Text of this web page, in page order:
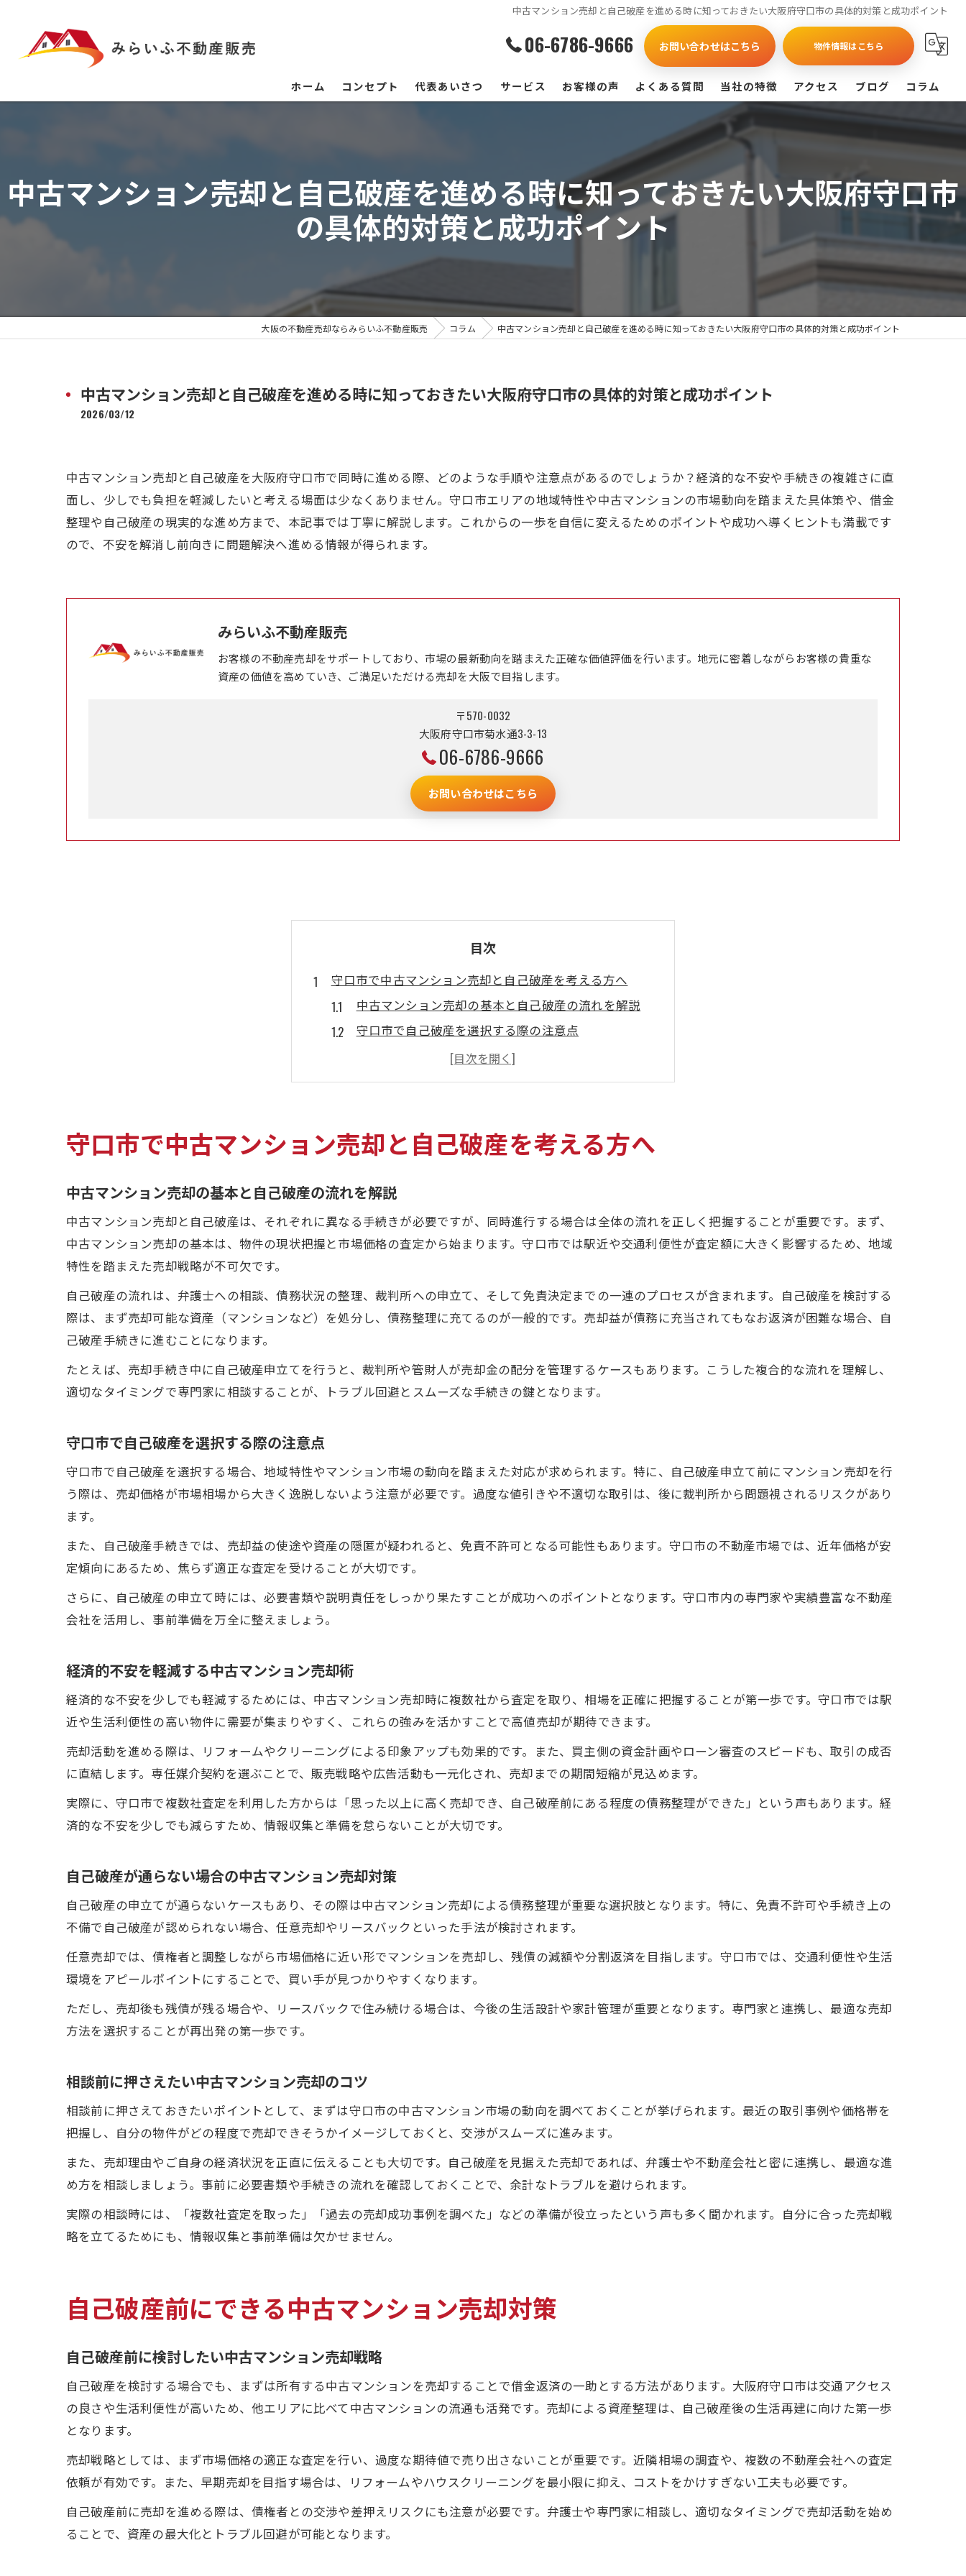
中古マンション売却と自己破産を進める時に知っておきたい大阪府守口市の具体的対策と成功ポイント
06-6786-9666 お問い合わせはこちら 物件情報はこちら
ホーム コンセプト 代表あいさつ サービス お客様の声 よくある質問 当社の特徴
買取
戸建て
マンション
アクセス ブログ コラム
中古マンション売却と自己破産を進める時に知っておきたい大阪府守口市
の具体的対策と成功ポイント
大阪の不動産売却ならみらいふ不動産販売 コラム 中古マンション売却と自己破産を進める時に知っておきたい大阪府守口市の具体的対策と成功ポイント
中古マンション売却と自己破産を進める時に知っておきたい大阪府守口市の具体的対策と成功ポイント
2026/03/12
中古マンション売却と自己破産を大阪府守口市で同時に進める際、どのような手順や注意点があるのでしょうか？経済的な不安や手続きの複雑さに直
面し、少しでも負担を軽減したいと考える場面は少なくありません。守口市エリアの地域特性や中古マンションの市場動向を踏まえた具体策や、借金
整理や自己破産の現実的な進め方まで、本記事では丁寧に解説します。これからの一歩を自信に変えるためのポイントや成功へ導くヒントも満載です
ので、不安を解消し前向きに問題解決へ進める情報が得られます。
みらいふ不動産販売
お客様の不動産売却をサポートしており、市場の最新動向を踏まえた正確な価値評価を行います。地元に密着しながらお客様の貴重な
資産の価値を高めていき、ご満足いただける売却を大阪で目指します。
〒570-0032
大阪府守口市菊水通3-3-13
06-6786-9666
お問い合わせはこちら
目次
守口市で中古マンション売却と自己破産を考える方へ
中古マンション売却の基本と自己破産の流れを解説
守口市で自己破産を選択する際の注意点
経済的不安を軽減する中古マンション売却術
自己破産が通らない場合の中古マンション売却対策
自己破産前にできる中古マンション売却対策
自己破産前に検討したい中古マンション売却戦略
自己破産がしたもん勝ちか疑問を解消する方法
中古マンション売却のスムーズな進め方と注意点
弁護士費用を抑えた中古マンション売却の実践法
中古マンション売却で借金問題を軽減する方法
任意整理と中古マンション売却の違いを理解する
自己破産と資産整理を両立させるポイント
自己破産と中古マンション売却の同時進行法
中古マンション売却で失敗しないためのチェック項目
売却価格を最大化する中古マンション売却法
自己破産時に失敗しない不動産の現実的処理法
自己破産時に求められる中古マンション売却の実務
不動産処分と中古マンション売却の違いを把握する
現実的に選ぶべき中古マンション売却方法とは
自己破産時の不動産価値評価のポイント
守口市で中古マンション売却と自己破産を考える方へ
中古マンション売却の基本と自己破産の流れを解説
中古マンション売却と自己破産は、それぞれに異なる手続きが必要ですが、同時進行する場合は全体の流れを正しく把握することが重要です。まず、
中古マンション売却の基本は、物件の現状把握と市場価格の査定から始まります。守口市では駅近や交通利便性が査定額に大きく影響するため、地域
特性を踏まえた売却戦略が不可欠です。
自己破産の流れは、弁護士への相談、債務状況の整理、裁判所への申立て、そして免責決定までの一連のプロセスが含まれます。自己破産を検討する
際は、まず売却可能な資産（マンションなど）を処分し、債務整理に充てるのが一般的です。売却益が債務に充当されてもなお返済が困難な場合、自
己破産手続きに進むことになります。
たとえば、売却手続き中に自己破産申立てを行うと、裁判所や管財人が売却金の配分を管理するケースもあります。こうした複合的な流れを理解し、
適切なタイミングで専門家に相談することが、トラブル回避とスムーズな手続きの鍵となります。
守口市で自己破産を選択する際の注意点
守口市で自己破産を選択する場合、地域特性やマンション市場の動向を踏まえた対応が求められます。特に、自己破産申立て前にマンション売却を行
う際は、売却価格が市場相場から大きく逸脱しないよう注意が必要です。過度な値引きや不適切な取引は、後に裁判所から問題視されるリスクがあり
ます。
また、自己破産手続きでは、売却益の使途や資産の隠匿が疑われると、免責不許可となる可能性もあります。守口市の不動産市場では、近年価格が安
定傾向にあるため、焦らず適正な査定を受けることが大切です。
さらに、自己破産の申立て時には、必要書類や説明責任をしっかり果たすことが成功へのポイントとなります。守口市内の専門家や実績豊富な不動産
会社を活用し、事前準備を万全に整えましょう。
経済的不安を軽減する中古マンション売却術
経済的な不安を少しでも軽減するためには、中古マンション売却時に複数社から査定を取り、相場を正確に把握することが第一歩です。守口市では駅
近や生活利便性の高い物件に需要が集まりやすく、これらの強みを活かすことで高値売却が期待できます。
売却活動を進める際は、リフォームやクリーニングによる印象アップも効果的です。また、買主側の資金計画やローン審査のスピードも、取引の成否
に直結します。専任媒介契約を選ぶことで、販売戦略や広告活動も一元化され、売却までの期間短縮が見込めます。
実際に、守口市で複数社査定を利用した方からは「思った以上に高く売却でき、自己破産前にある程度の債務整理ができた」という声もあります。経
済的な不安を少しでも減らすため、情報収集と準備を怠らないことが大切です。
自己破産が通らない場合の中古マンション売却対策
自己破産の申立てが通らないケースもあり、その際は中古マンション売却による債務整理が重要な選択肢となります。特に、免責不許可や手続き上の
不備で自己破産が認められない場合、任意売却やリースバックといった手法が検討されます。
任意売却では、債権者と調整しながら市場価格に近い形でマンションを売却し、残債の減額や分割返済を目指します。守口市では、交通利便性や生活
環境をアピールポイントにすることで、買い手が見つかりやすくなります。
ただし、売却後も残債が残る場合や、リースバックで住み続ける場合は、今後の生活設計や家計管理が重要となります。専門家と連携し、最適な売却
方法を選択することが再出発の第一歩です。
相談前に押さえたい中古マンション売却のコツ
相談前に押さえておきたいポイントとして、まずは守口市の中古マンション市場の動向を調べておくことが挙げられます。最近の取引事例や価格帯を
把握し、自分の物件がどの程度で売却できそうかイメージしておくと、交渉がスムーズに進みます。
また、売却理由やご自身の経済状況を正直に伝えることも大切です。自己破産を見据えた売却であれば、弁護士や不動産会社と密に連携し、最適な進
め方を相談しましょう。事前に必要書類や手続きの流れを確認しておくことで、余計なトラブルを避けられます。
実際の相談時には、「複数社査定を取った」「過去の売却成功事例を調べた」などの準備が役立ったという声も多く聞かれます。自分に合った売却戦
略を立てるためにも、情報収集と事前準備は欠かせません。
自己破産前にできる中古マンション売却対策
自己破産前に検討したい中古マンション売却戦略
自己破産を検討する場合でも、まずは所有する中古マンションを売却することで借金返済の一助とする方法があります。大阪府守口市は交通アクセス
の良さや生活利便性が高いため、他エリアに比べて中古マンションの流通も活発です。売却による資産整理は、自己破産後の生活再建に向けた第一歩
となります。
売却戦略としては、まず市場価格の適正な査定を行い、過度な期待値で売り出さないことが重要です。近隣相場の調査や、複数の不動産会社への査定
依頼が有効です。また、早期売却を目指す場合は、リフォームやハウスクリーニングを最小限に抑え、コストをかけすぎない工夫も必要です。
自己破産前に売却を進める際は、債権者との交渉や差押えリスクにも注意が必要です。弁護士や専門家に相談し、適切なタイミングで売却活動を始め
ることで、資産の最大化とトラブル回避が可能となります。